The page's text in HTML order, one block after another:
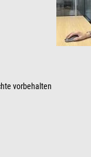
vorbehalten